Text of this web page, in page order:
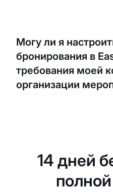
использовать для
на мероприятия. Для
билетов рекомендуем
специализированной
Могу ли я
бронирования в
требования моей
организации
бронирования,
14 дней